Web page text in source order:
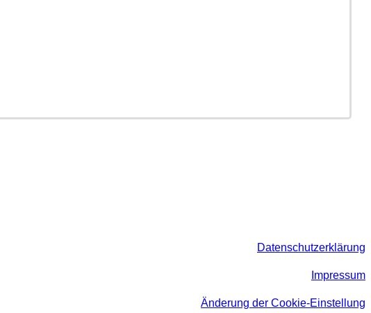
Datenschutzerklärung
Impressum
Änderung der Cookie-Einstellung